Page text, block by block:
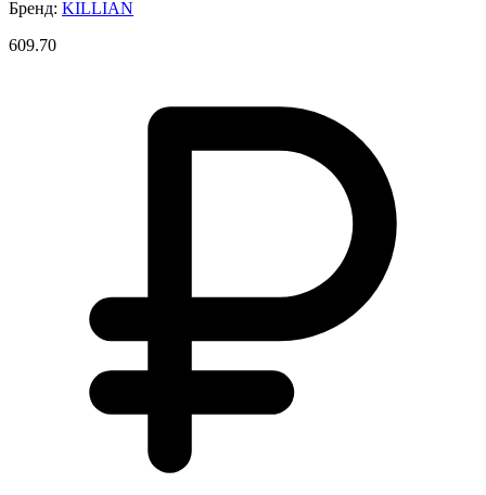
Бренд: KILLIAN
609.70